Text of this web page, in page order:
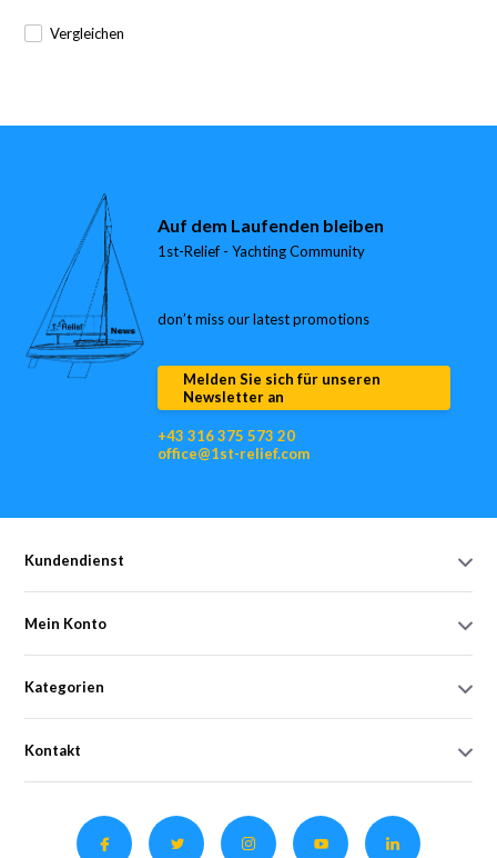
Vergleichen
Auf dem Laufenden bleiben
1st-Relief - Yachting Community
don’t miss our latest promotions
Melden Sie sich für unseren
Newsletter an
+43 316 375 573 20
office@1st-relief.com
Kundendienst
Mein Konto
Kategorien
Kontakt